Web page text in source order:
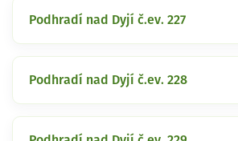
Podhradí nad Dyjí č.ev. 227
Podhradí nad Dyjí č.ev. 228